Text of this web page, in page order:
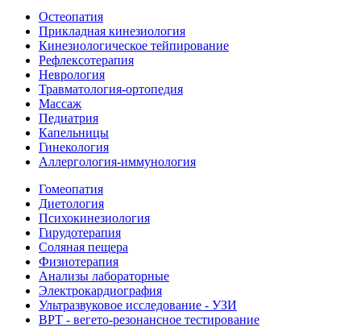
Остеопатия
Прикладная кинезиология
Кинезиологическое тейпирование
Рефлексотерапия
Неврология
Травматология-ортопедия
Массаж
Педиатрия
Капельницы
Гинекология
Аллергология-иммунология
Гомеопатия
Диетология
Психокинезиология
Гирудотерапия
Соляная пещера
Физиотерапия
Анализы лабораторные
Электрокардиография
Ультразвуковое исследование - УЗИ
ВРТ - вегето-резонансное тестирование